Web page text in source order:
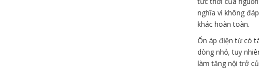
nghĩa vì không
khác hoàn toàn.
Ổn áp điện từ có
dòng nhỏ, tuy
làm tăng nội trở